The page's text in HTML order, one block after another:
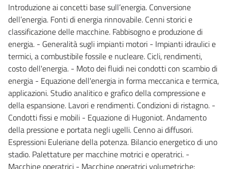
Introduzione ai concetti base sull’energia. Conversione
dell’energia. Fonti di energia rinnovabile. Cenni storici e
classificazione delle macchine. Fabbisogno e produzione di
energia. - Generalità sugli impianti motori - Impianti idraulici e
termici, a combustibile fossile e nucleare. Cicli, rendimenti,
costo dell'energia. - Moto dei fluidi nei condotti con scambio di
energia - Equazione dell'energia in forma meccanica e termica,
applicazioni. Studio analitico e grafico della compressione e
della espansione. Lavori e rendimenti. Condizioni di ristagno. -
Condotti fissi e mobili - Equazione di Hugoniot. Andamento
della pressione e portata negli ugelli. Cenno ai diffusori.
Espressioni Euleriane della potenza. Bilancio energetico di uno
stadio. Palettature per macchine motrici e operatrici. -
Macchine operatrici - Macchine operatrici volumetriche: